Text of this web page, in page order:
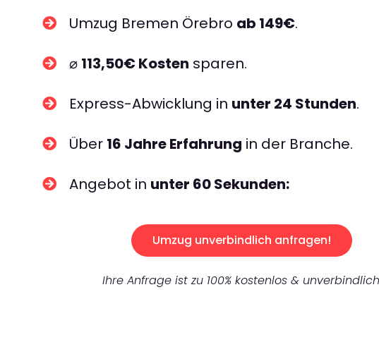
Umzug Bremen Örebro ab 149€.
⌀ 113,50€ Kosten sparen.
Express-Abwicklung in unter 24 Stunden.
Über 16 Jahre Erfahrung in der Branche.
Angebot in unter 60 Sekunden:
Umzug unverbindlich anfragen!
Ihre Anfrage ist zu 100% kostenlos &